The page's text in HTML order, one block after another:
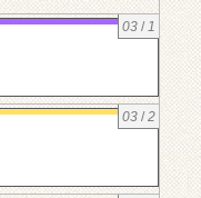
03 /1
03 /2